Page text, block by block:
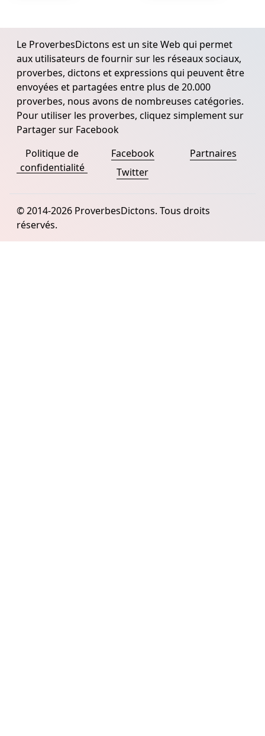
Le ProverbesDictons est un site Web qui permet
aux utilisateurs de fournir sur les réseaux sociaux,
proverbes, dictons et expressions qui peuvent être
envoyées et partagées entre plus de 20.000
proverbes, nous avons de nombreuses catégories.
Pour utiliser les proverbes, cliquez simplement sur
Partager sur Facebook
Politique de
confidentialité
Facebook
Twitter
Partnaires
© 2014-2026 ProverbesDictons. Tous droits
réservés.